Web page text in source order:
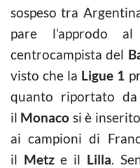
sospeso tra
pare l’approdo al
centrocampista del
visto che la Ligue 1
quanto riportato da
il Monaco si è
ai campioni di
il Metze il Lilla.